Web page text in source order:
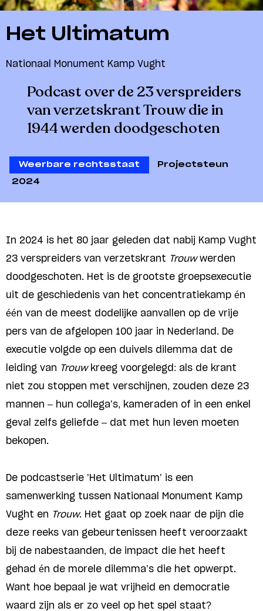
Het Ultimatum
Nationaal Monument Kamp Vught
Podcast over de 23 verspreiders
van verzetskrant Trouw die in
1944 werden doodgeschoten
Weerbare rechtsstaat Projectsteun
2024
In 2024 is het 80 jaar geleden dat nabij Kamp Vught
23 verspreiders van verzetskrant Trouwwerden
doodgeschoten. Het is de grootste groepsexecutie
uit de geschiedenis van het concentratiekamp én
één van de meest dodelijke aanvallen op de vrije
pers van de afgelopen 100 jaar in Nederland. De
executie volgde op een duivels dilemma dat de
leiding van Trouwkreeg voorgelegd: als de krant
niet zou stoppen met verschijnen, zouden deze 23
mannen – hun collega’s, kameraden of in een enkel
geval zelfs geliefde – dat met hun leven moeten
bekopen.
De podcastserie ’Het Ultimatum’ is een
samenwerking tussen Nationaal Monument Kamp
Vught en Trouw. Het gaat op zoek naar de pijn die
deze reeks van gebeurtenissen heeft veroorzaakt
bij de nabestaanden, de impact die het heeft
gehad én de morele dilemma’s die het opwerpt.
Want hoe bepaal je wat vrijheid en democratie
waard zijn als er zo veel op het spel staat?